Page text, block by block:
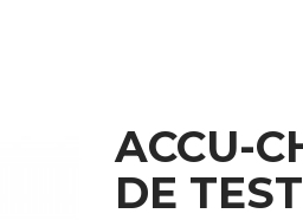
ACCU-
DE